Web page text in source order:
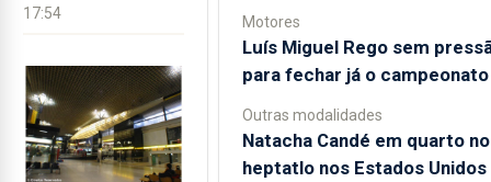
17:54
Motores
Luís Miguel Rego sem
para fechar já o campeonato
Outras modalidades
Natacha Candé em quarto no
heptatlo nos Estados Unidos